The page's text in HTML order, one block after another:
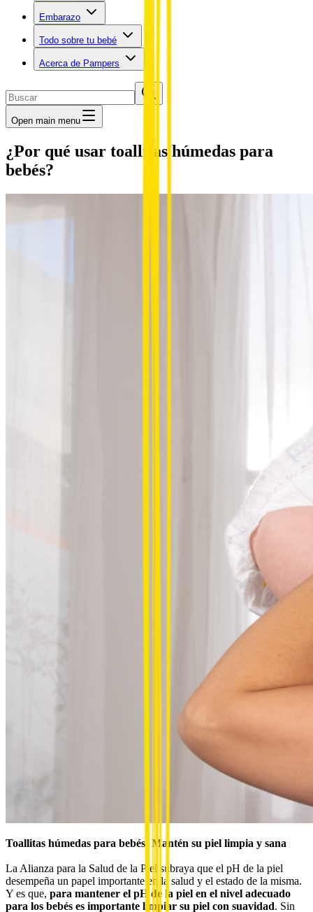
Embarazo
Todo sobre tu bebé
Acerca de Pampers
Open main menu
¿Por qué usar toallitas húmedas para
bebés?
Toallitas húmedas para bebés: Mantén su piel limpia y sana
La Alianza para la Salud de la Piel subraya que el pH de la piel
desempeña un papel importante en la salud y el estado de la misma.
Y es que, para mantener el pH de la piel en el nivel adecuado
para los bebés es importante limpiar su piel con suavidad. Sin